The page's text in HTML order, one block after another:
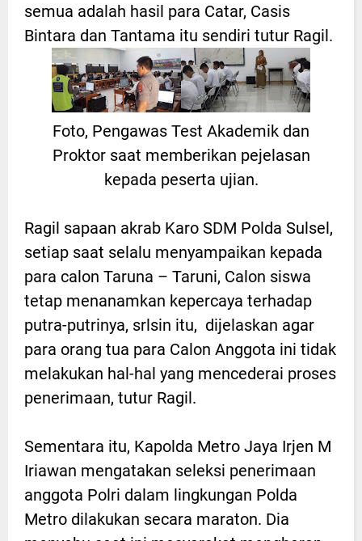
semua adalah hasil para Catar, Casis
Bintara dan Tantama itu sendiri tutur Ragil.
Foto, Pengawas Test Akademik dan
Proktor saat memberikan pejelasan
kepada peserta ujian.
Ragil sapaan akrab Karo SDM Polda Sulsel,
setiap saat selalu menyampaikan kepada
para calon Taruna – Taruni, Calon siswa
tetap menanamkan kepercaya terhadap
putra-putrinya, srlsin itu, dijelaskan agar
para orang tua para Calon Anggota ini tidak
melakukan hal-hal yang mencederai proses
penerimaan, tutur Ragil.
Sementara itu, Kapolda Metro Jaya Irjen M
Iriawan mengatakan seleksi penerimaan
anggota Polri dalam lingkungan Polda
Metro dilakukan secara maraton. Dia